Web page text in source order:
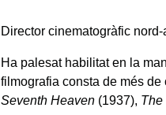
Director cinematogràfic nord-
Ha palesat habilitat en la
filmografia consta de més
Seventh Heaven (1937), The